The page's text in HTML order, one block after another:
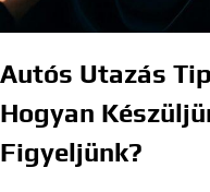
Autós Utazás
Hogyan
Figyeljünk?